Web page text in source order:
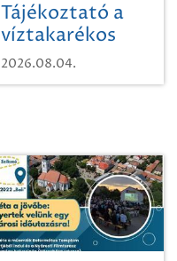
Tájékoztató a
víztakarékos
vízhasználatról
2026.08.04.